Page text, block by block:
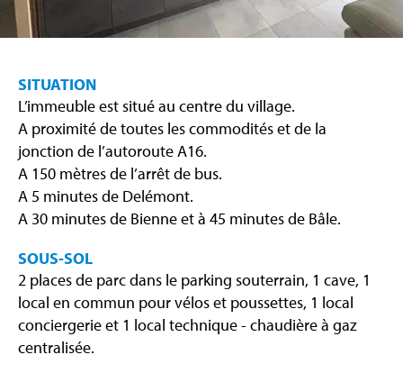
SITUATION
L’immeuble est situé au centre du village.
A proximité de toutes les commodités et de la
jonction de l’autoroute A16.
A 150 mètres de l’arrêt de bus.
A 5 minutes de Delémont.
A 30 minutes de Bienne et à 45 minutes de Bâle.
SOUS-SOL
2 places de parc dans le parking souterrain, 1 cave, 1
local en commun pour vélos et poussettes, 1 local
conciergerie et 1 local technique - chaudière à gaz
centralisée.